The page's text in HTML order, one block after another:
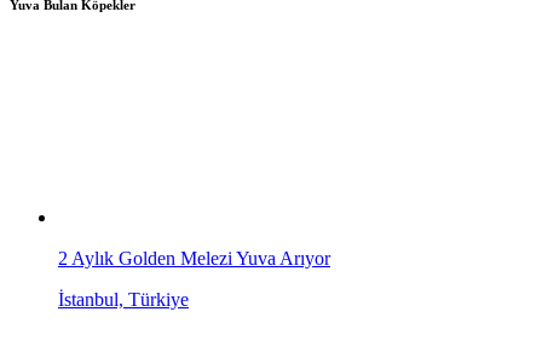
Yuva Bulan Köpekler
2 Aylık Golden Melezi Yuva Arıyor
İstanbul, Türkiye